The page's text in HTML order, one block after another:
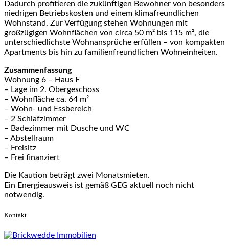
Dadurch profitieren die zukünftigen Bewohner von besonders
niedrigen Betriebskosten und einem klimafreundlichen
Wohnstand. Zur Verfügung stehen Wohnungen mit
großzügigen Wohnflächen von circa 50 m² bis 115 m², die
unterschiedlichste Wohnansprüche erfüllen – von kompakten
Apartments bis hin zu familienfreundlichen Wohneinheiten.
Zusammenfassung
Wohnung 6 – Haus F
– Lage im 2. Obergeschoss
– Wohnfläche ca. 64 m²
– Wohn- und Essbereich
– 2 Schlafzimmer
– Badezimmer mit Dusche und WC
– Abstellraum
– Freisitz
– Frei finanziert
Die Kaution beträgt zwei Monatsmieten.
Ein Energieausweis ist gemäß GEG aktuell noch nicht
notwendig.
Kontakt